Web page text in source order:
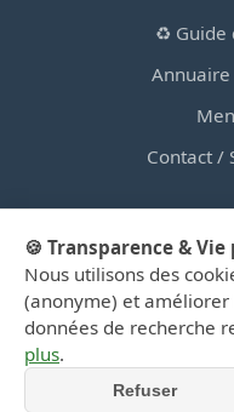
♻️ Guide
Contact /
© 2026
d'information
🍪 Transparence &
Nous utilisons des
(anonyme) et améliorer
données de recherche
plus.
Refuser
📞 Appeler